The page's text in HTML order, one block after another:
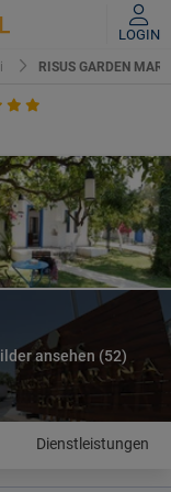
LOGIN
RISUS GARDEN
ansehen (52)
Dienstleistungen